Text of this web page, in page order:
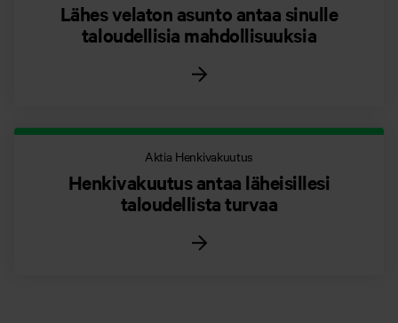
Lähes velaton asunto antaa sinulle
taloudellisia mahdollisuuksia
Aktia Henkivakuutus
Henkivakuutus antaa läheisillesi
taloudellista turvaa